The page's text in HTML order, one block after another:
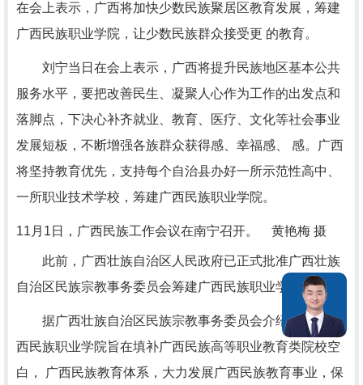
在会上表示，广西将加快少数民族聚居区教育发展，筹建
广西民族职业学院，让少数民族群众接受更 的教育。
刘宁当日在会上表示，广西将提升民族地区基本公共
服务水平，要把改善民生、凝聚人心作为工作的出发点和
落脚点，下决心补齐就业、教育、医疗、文化等社会事业
发展短板，不断增强各族群众获得感、幸福感、 感。广西
将坚持教育优先，支持每个自治县办好一所示范性高中、
一所职业技术学校，筹建广西民族职业学院。
11月1日，广西民族工作会议在南宁召开。 黄艳梅 摄
此前，广西壮族自治区人民政府已正式批准广西壮族
自治区民族宗教事务委员会筹建广西民族职业学院。
据广西壮族自治区民族宗教事务委员会介绍，筹设广
西民族职业学院旨在填补广西民族高等职业教育类院校空
白， 广西民族教育体系，大力发展广西民族教育事业，保